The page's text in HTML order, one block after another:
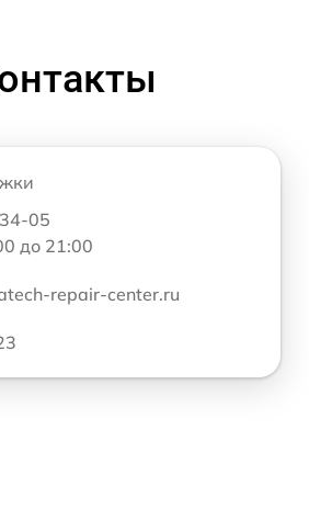
05
до 21:00
repair-center.ru